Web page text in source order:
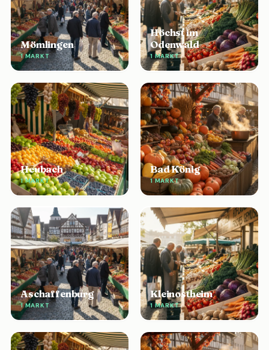
Mömlingen
1 MARKT
Höchst im
Odenwald
1 MARKT
Heubach
1 MARKT
Bad König
1 MARKT
Aschaffenburg
1 MARKT
Kleinostheim
1 MARKT